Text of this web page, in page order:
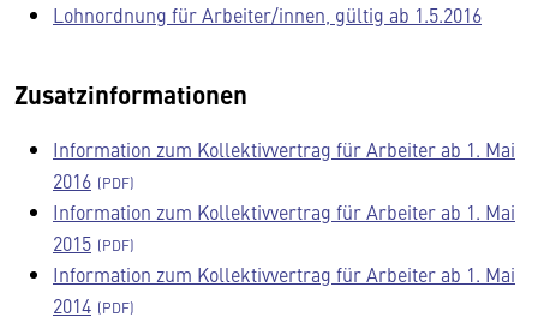
Lohnordnung für Arbeiter/innen, gültig ab 1.5.2016
Zusatzinformationen
Information zum Kollektivvertrag für Arbeiter ab 1. Mai
2016
Information zum Kollektivvertrag für Arbeiter ab 1. Mai
2015
Information zum Kollektivvertrag für Arbeiter ab 1. Mai
2014